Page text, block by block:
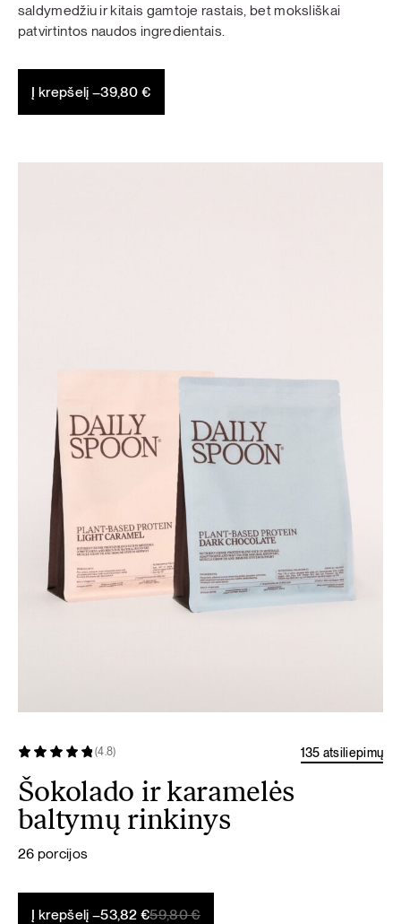
saldymedžiu ir kitais gamtoje rastais, bet moksliškai
patvirtintos naudos ingredientais.
Į krepšelį –39,80€
(4.8) 135 atsiliepimų
Šokolado ir karamelės
baltymų rinkinys
26 porcijos
Į krepšelį – 59,80€
Original
53,82€
Current